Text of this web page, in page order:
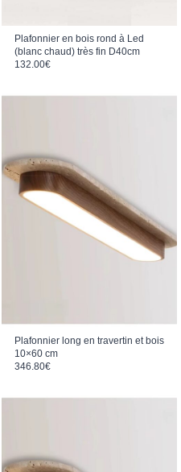
Plafonnier en bois rond à Led
(blanc chaud) très fin D40cm
132.00€
Plafonnier long en travertin et bois
10×60 cm
346.80€